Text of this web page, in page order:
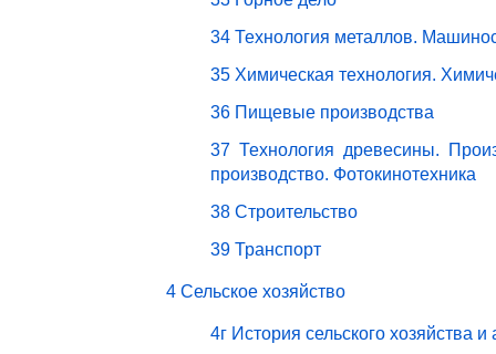
34 Технология металлов.
35 Химическая технология.
36 Пищевые производства
37 Технология древесины.
производство. Фотокинотехника
38 Строительство
39 Транспорт
4 Сельское хозяйство
4г История сельского хозяйства